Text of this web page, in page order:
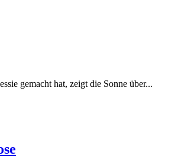
gemacht hat, zeigt die Sonne über...